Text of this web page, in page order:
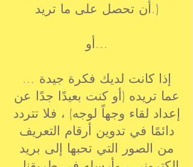
أن تحصل على ما تريد.)
أو...
... إذا كانت لديك فكرة جيدة
عما تريده (أو كنت بعيدًا جدًا عن
إعداد لقاء وجهاً لوجه) ، فلا تتردد
دائمًا في تدوين أرقام التعريف
من الصور التي تحبها إلى بريد